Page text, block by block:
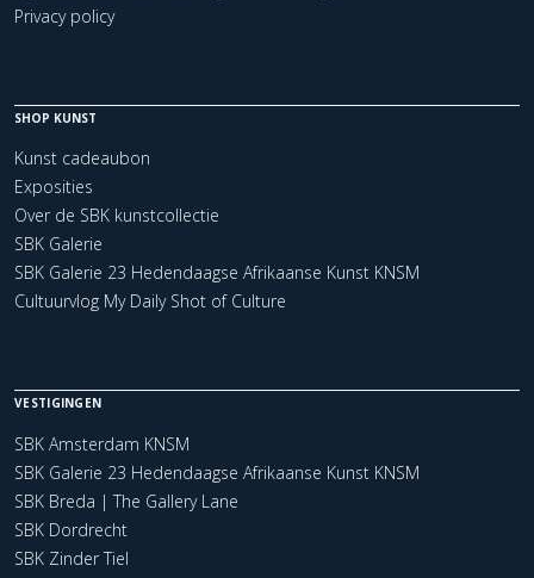
Privacy policy
SHOP KUNST
Kunst cadeaubon
Exposities
Over de SBK kunstcollectie
SBK Galerie
SBK Galerie 23 Hedendaagse Afrikaanse Kunst KNSM
Cultuurvlog My Daily Shot of Culture
VESTIGINGEN
SBK Amsterdam KNSM
SBK Galerie 23 Hedendaagse Afrikaanse Kunst KNSM
SBK Breda | The Gallery Lane
SBK Dordrecht
SBK Zinder Tiel